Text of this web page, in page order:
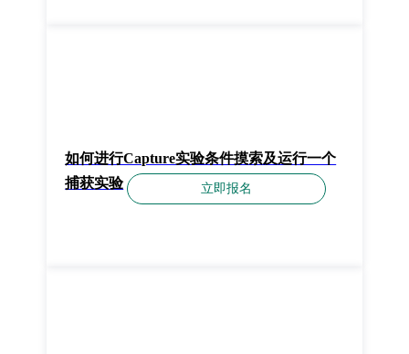
如何进行Capture实验条件摸索及运行一个
捕获实验
立即报名